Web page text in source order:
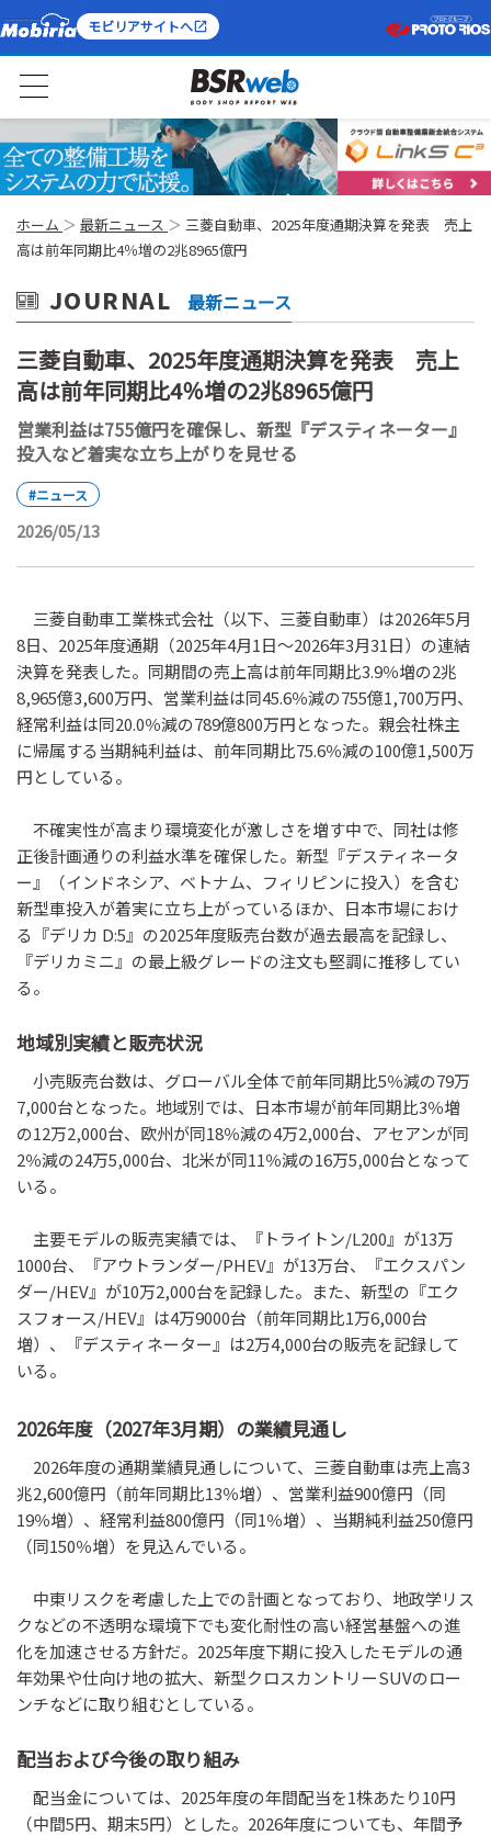
モビリアサイトへ
ホーム 最新ニュース
三菱自動車、2025年度通期決算を発表 売上
高は前年同期比4％増の2兆8965億円
JOURNAL 最新ニュース
三菱自動車、2025年度通期決算を発表 売上
高は前年同期比4％増の2兆8965億円
営業利益は755億円を確保し、新型『デスティネーター』
投入など着実な立ち上がりを見せる
#ニュース
2026/05/13
三菱自動車工業株式会社（以下、三菱自動車）は2026年5月
8日、2025年度通期（2025年4月1日～2026年3月31日）の連結
決算を発表した。同期間の売上高は前年同期比3.9％増の2兆
8,965億3,600万円、営業利益は同45.6％減の755億1,700万円、
経常利益は同20.0％減の789億800万円となった。親会社株主
に帰属する当期純利益は、前年同期比75.6％減の100億1,500万
円としている。
不確実性が高まり環境変化が激しさを増す中で、同社は修
正後計画通りの利益水準を確保した。新型『デスティネータ
ー』（インドネシア、ベトナム、フィリピンに投入）を含む
新型車投入が着実に立ち上がっているほか、日本市場におけ
る『デリカ D:5』の2025年度販売台数が過去最高を記録し、
『デリカミニ』の最上級グレードの注文も堅調に推移してい
る。
地域別実績と販売状況
小売販売台数は、グローバル全体で前年同期比5％減の79万
7,000台となった。地域別では、日本市場が前年同期比3％増
の12万2,000台、欧州が同18％減の4万2,000台、アセアンが同
2％減の24万5,000台、北米が同11％減の16万5,000台となって
いる。
主要モデルの販売実績では、『トライトン/L200』が13万
1000台、『アウトランダー/PHEV』が13万台、『エクスパン
ダー/HEV』が10万2,000台を記録した。また、新型の『エク
スフォース/HEV』は4万9000台（前年同期比1万6,000台
増）、『デスティネーター』は2万4,000台の販売を記録して
いる。
2026年度（2027年3月期）の業績見通し
2026年度の通期業績見通しについて、三菱自動車は売上高3
兆2,600億円（前年同期比13％増）、営業利益900億円（同
19％増）、経常利益800億円（同1％増）、当期純利益250億円
（同150％増）を見込んでいる。
中東リスクを考慮した上での計画となっており、地政学リス
クなどの不透明な環境下でも変化耐性の高い経営基盤への進
化を加速させる方針だ。2025年度下期に投入したモデルの通
年効果や仕向け地の拡大、新型クロスカントリーSUVのロー
ンチなどに取り組むとしている。
配当および今後の取り組み
配当金については、2025年度の年間配当を1株あたり10円
（中間5円、期末5円）とした。2026年度についても、年間予